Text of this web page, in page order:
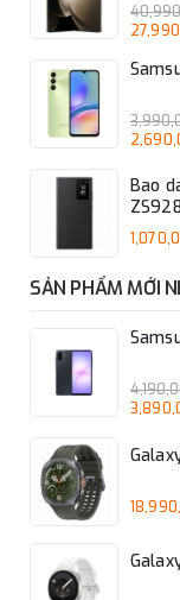
Tính năng AI
Các tính
năng AI tiên
tiến
Hệ điều hành
& CPU
Hệ điều hành
Hệ điều hành
Android,
iOS,...
Chip xử lý
(CPU)
Bao
SẢN PHẨM MỚI